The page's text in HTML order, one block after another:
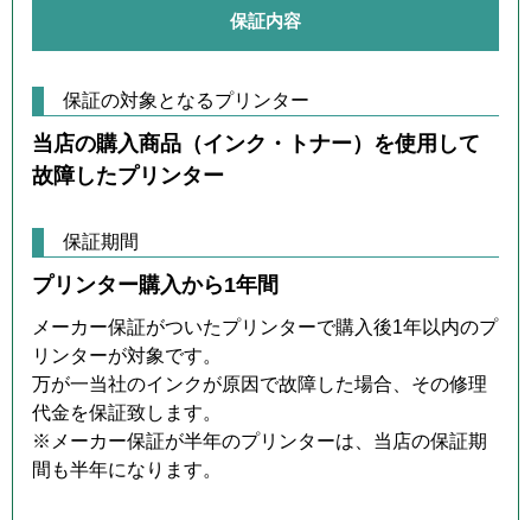
保証内容
保証の対象となるプリンター
当店の購入商品（インク・トナー）を使用して
故障したプリンター
保証期間
プリンター購入から1年間
メーカー保証がついたプリンターで購入後1年以内のプ
リンターが対象です。
万が一当社のインクが原因で故障した場合、その修理
代金を保証致します。
※メーカー保証が半年のプリンターは、当店の保証期
間も半年になります。